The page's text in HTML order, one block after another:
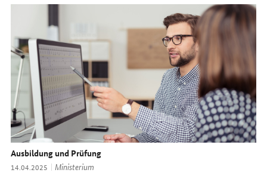
Ausbildung und Prüfung
Datum:
14.04.2025 Thema:
Ministerium